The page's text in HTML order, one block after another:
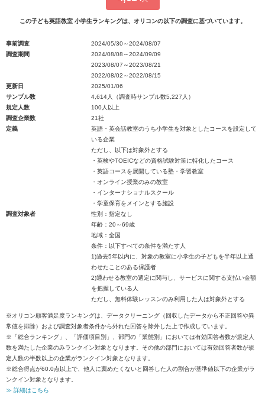
この子ども英語教室 小学生ランキングは、オリコンの以下の調査に基づいています。
事前調査
2024/05/30～2024/08/07
調査期間
2024/08/08～2024/09/09
2023/08/07～2023/08/21
2022/08/02～2022/08/15
更新日
2025/01/06
サンプル数
4,614人（調査時サンプル数5,227人）
規定人数
100人以上
調査企業数
21社
定義
英語・英会話教室のうち小学生を対象としたコースを設定して
いる企業
ただし、以下は対象外とする
・英検やTOEICなどの資格試験対策に特化したコース
・英語コースを展開している塾・学習教室
・オンライン授業のみの教室
・インターナショナルスクール
・学童保育をメインとする施設
調査対象者
性別：指定なし
年齢：20～69歳
地域：全国
条件：以下すべての条件を満たす人
1)過去5年以内に、対象の教室に小学生の子どもを半年以上通
わせたことのある保護者
2)通わせる教室の選定に関与し、サービスに関する支払い金額
を把握している人
ただし、無料体験レッスンのみ利用した人は対象外とする
※オリコン顧客満足度ランキングは、データクリーニング（回収したデータから不正回答や異
常値を排除）および調査対象者条件から外れた回答を除外した上で作成しています。
※「総合ランキング」、「評価項目別」、部門の「業態別」においては有効回答者数が規定人
数を満たした企業のみランクイン対象となります。その他の部門においては有効回答者数が規
定人数の半数以上の企業がランクイン対象となります。
※総合得点が60.0点以上で、他人に薦めたくないと回答した人の割合が基準値以下の企業がラ
ンクイン対象となります。
≫ 詳細はこちら